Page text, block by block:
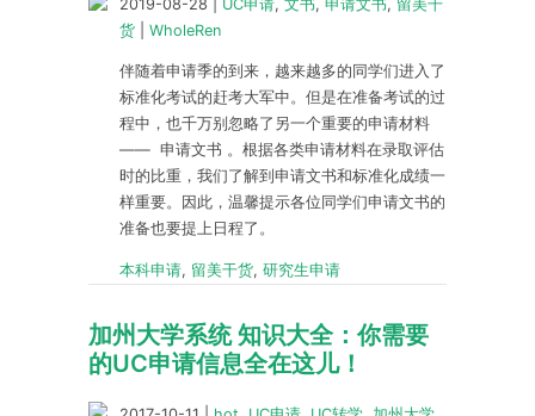
2019-08-28 UC申请, 文书, 申请文书, 留美干
货
WholeRen
伴随着申请季的到来，越来越多的同学们进入了
标准化考试的赶考大军中。但是在准备考试的过
程中，也千万别忽略了另一个重要的申请材料
—— 申请文书 。根据各类申请材料在录取评估
时的比重，我们了解到申请文书和标准化成绩一
样重要。因此，温馨提示各位同学们申请文书的
准备也要提上日程了。
本科申请, 留美干货, 研究生申请
加州大学系统 知识大全：你需要
的UC申请信息全在这儿！